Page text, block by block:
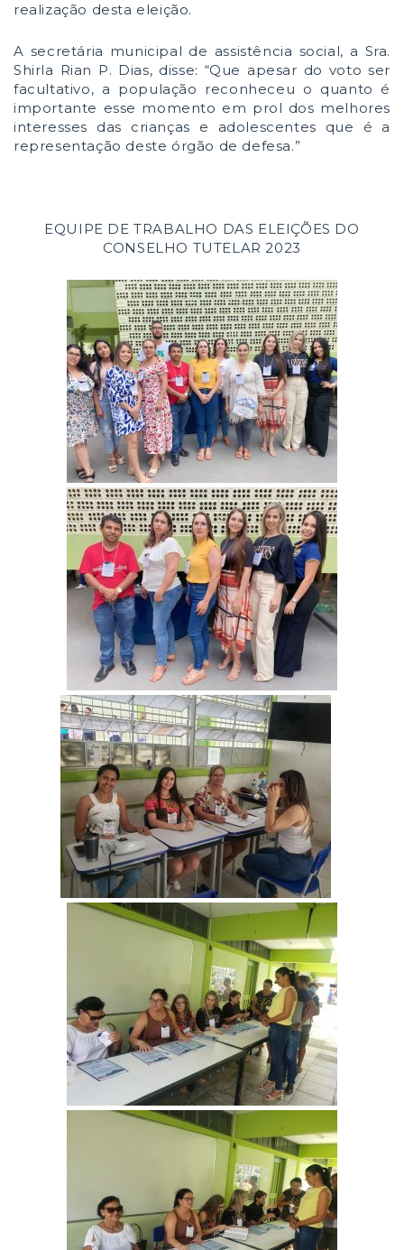
realização desta eleição.
A secretária municipal de assistência social, a Sra.
Shirla Rian P. Dias, disse: “Que apesar do voto ser
facultativo, a população reconheceu o quanto é
importante esse momento em prol dos melhores
interesses das crianças e adolescentes que é a
representação deste órgão de defesa.”
EQUIPE DE TRABALHO DAS ELEIÇÕES DO
CONSELHO TUTELAR 2023